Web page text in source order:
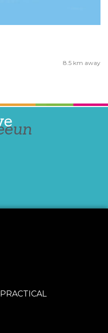
8.5 km away